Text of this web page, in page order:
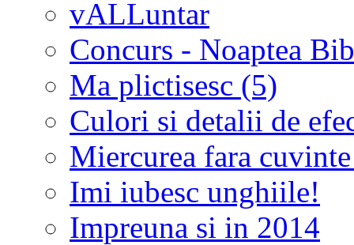
vALLuntar
Concurs - Noaptea
Ma plictisesc (5)
Culori si detalii de
Miercurea fara
Imi iubesc unghiile!
Impreuna si in 2014